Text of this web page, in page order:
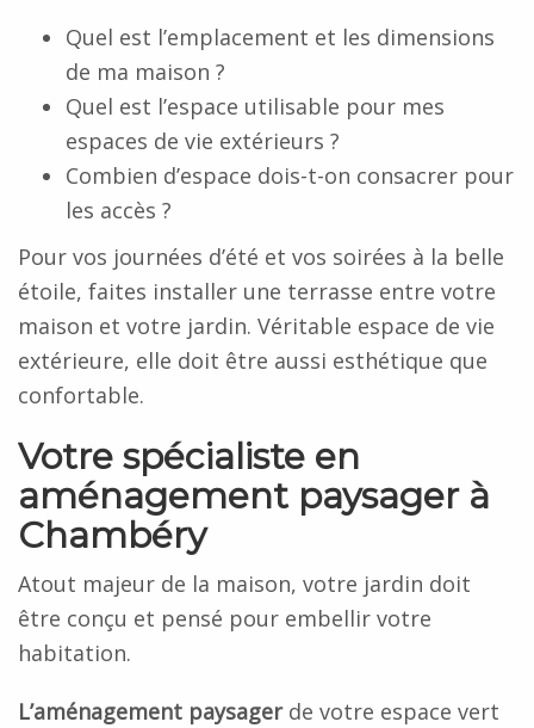
Quel est l’emplacement et les dimensions
de ma maison ?
Quel est l’espace utilisable pour mes
espaces de vie extérieurs ?
Combien d’espace dois-t-on consacrer pour
les accès ?
Pour vos journées d’été et vos soirées à la belle
étoile, faites installer une terrasse entre votre
maison et votre jardin. Véritable espace de vie
extérieure, elle doit être aussi esthétique que
confortable.
Votre spécialiste en
aménagement paysager à
Chambéry
Atout majeur de la maison, votre jardin doit
être conçu et pensé pour embellir votre
habitation.
L’aménagement paysagerde votre espace vert